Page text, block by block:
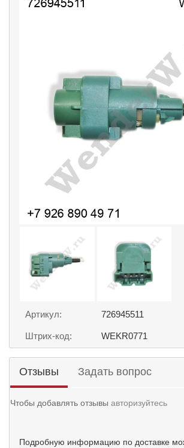
Артикул: 726945511
Штрих-код: WEKR0771
Отзывы Задать вопрос
Чтобы добавлять отзывы авторизуйтесь
Подробную информацию по доставке